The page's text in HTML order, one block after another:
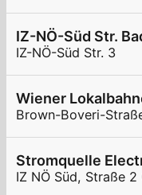
IZ-NÖ-Süd Str.
IZ-NÖ-Süd Str. 3
Wiener
Brown-Boveri-
Stromquelle
IZ NÖ Süd, Straße 2